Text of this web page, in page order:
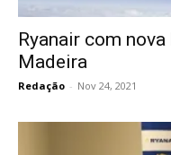
Ryanair com
Madeira
Redação - Nov 24, 2021